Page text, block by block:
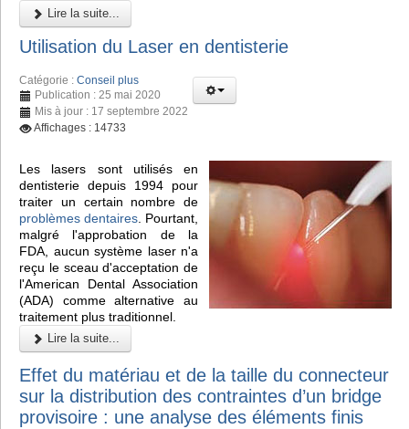
Lire la suite...
Utilisation du Laser en dentisterie
Catégorie : Conseil plus
Publication : 25 mai 2020
Mis à jour : 17 septembre 2022
Affichages : 14733
Les lasers sont utilisés en
dentisterie depuis 1994 pour
traiter un certain nombre de
problèmes dentaires . Pourtant,
malgré l'approbation de la
FDA, aucun système laser n'a
reçu le sceau d'acceptation de
l'American Dental Association
(ADA) comme alternative au
traitement plus traditionnel.
Lire la suite...
Effet du matériau et de la taille du connecteur
sur la distribution des contraintes d’un bridge
provisoire : une analyse des éléments finis